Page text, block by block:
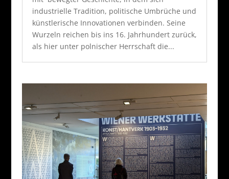
industrielle Tradition, politische Umbrüche und
künstlerische Innovationen verbinden. Seine
Wurzeln reichen bis ins 16. Jahrhundert zurück,
als hier unter polnischer Herrschaft die...